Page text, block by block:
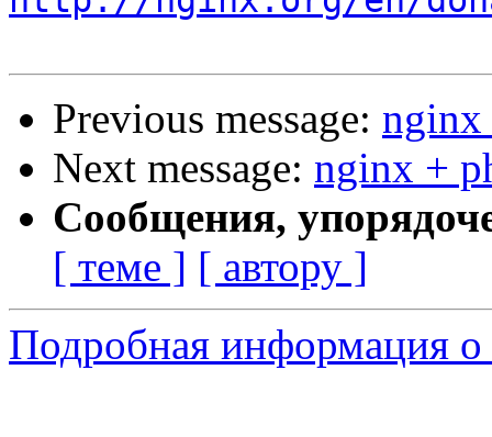
Previous message: nginx
Next message: nginx +
Сообщения,
[ теме ] [ автору ]
Подробная информация